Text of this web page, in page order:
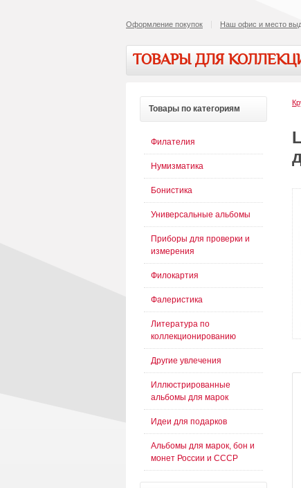
Оформление покупок Наш офис и место
ТОВАРЫ ДЛЯ
Товары по категориям
Филателия
Нумизматика
Бонистика
Универсальные альбомы
Приборы для проверки и
измерения
Филокартия
Фалеристика
Литература по
коллекционированию
Другие увлечения
Иллюстрированные
альбомы для марок
Идеи для подарков
Альбомы для марок, бон и
монет России и СССР